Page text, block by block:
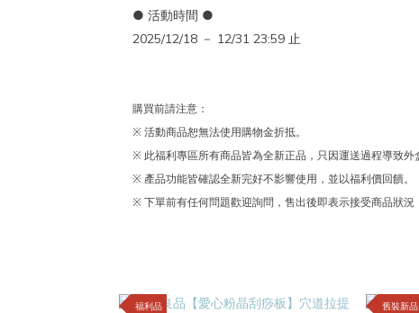
● 活動時間 ●
2025/12/18 － 12/31 23:59 止
購買前請注意：
※ 活動商品恕無法使用購物金折抵。
※ 此福利專區所有商品皆為全新正品，只因運送過程導致外
※ 產品功能皆確認全新完好不影響使用，並以福利價回饋。
※ 下單前有任何問題歡迎詢問，售出後即表示接受商品狀況
福利品 舊裝新品